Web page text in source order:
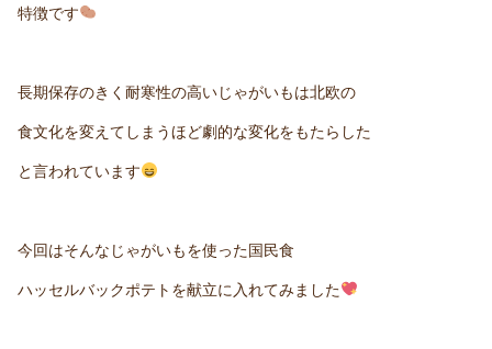
特徴です
長期保存のきく耐寒性の高いじゃがいもは北欧の
食文化を変えてしまうほど劇的な変化をもたらした
と言われています
今回はそんなじゃがいもを使った国民食
ハッセルバックポテトを献立に入れてみました